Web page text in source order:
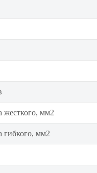
жесткого, мм2
гибкого, мм2